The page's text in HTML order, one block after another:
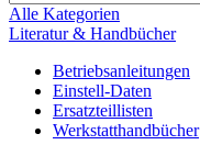
Alle Kategorien
Literatur & Handbücher
Betriebsanleitungen
Einstell-Daten
Ersatzteillisten
Werkstatthandbücher